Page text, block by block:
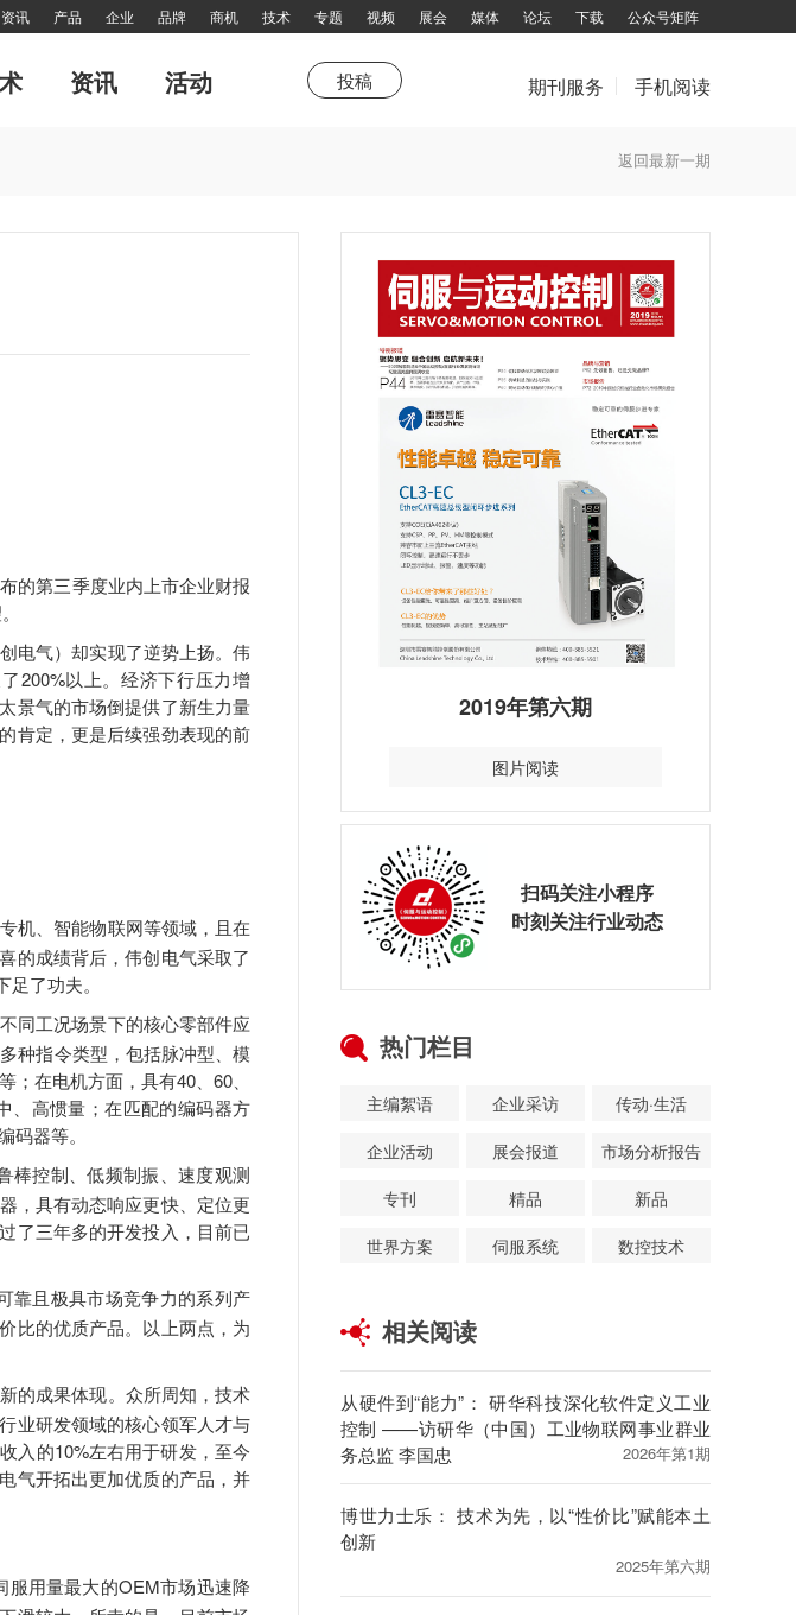
资讯 产品 企业 品牌 商机 技术 专题 视频 展会 媒体 论坛 下载 公众号矩阵
资讯 活动 投稿 期刊服务
拨打电话咨询：13751143319 余女士
邮箱：chuandong@chuandong.cn
手机阅读
返回最新一期
的第三季度业内上市企业财报
电气）却实现了逆势上扬。伟
200%以上。经济下行压力增
景气的市场倒提供了新生力量
肯定，更是后续强劲表现的前
机、智能物联网等领域，且在
的成绩背后，伟创电气采取了
了功夫。
同工况场景下的核心零部件应
种指令类型，包括脉冲型、模
在电机方面，具有40、60、
、高惯量；在匹配的编码器方
器等。
棒控制、低频制振、速度观测
，具有动态响应更快、定位更
了三年多的开发投入，目前已
靠且极具市场竞争力的系列产
比的优质产品。以上两点，为
的成果体现。众所周知，技术
业研发领域的核心领军人才与
入的10%左右用于研发，至今
气开拓出更加优质的产品，并
服用量最大的OEM市场迅速降
2019年第六期
图片阅读
扫码关注小程序
时刻关注行业动态
热门栏目
主编絮语 企业采访
传动·生活
企业活动
展会报道
市场分析报告
专刊
精品
新品
世界方案
伺服系统 数控技术
相关阅读
从硬件到“能力”： 研华科技深化软件定义工业
控制 ——访研华（中国）工业物联网事业群业
务总监 李国忠
2026年第1期
博世力士乐： 技术为先，以“性价比”赋能本土
创新
2025年第六期